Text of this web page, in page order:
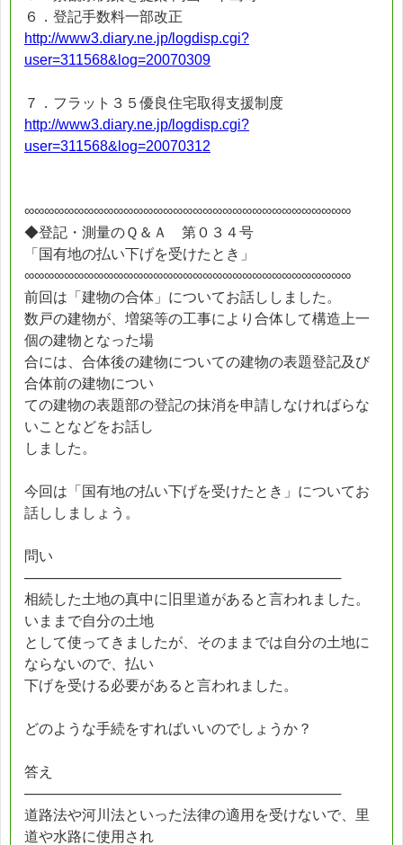
６．登記手数料一部改正
http://www3.diary.ne.jp/logdisp.cgi?
user=311568&log=20070309
７．フラット３５優良住宅取得支援制度
http://www3.diary.ne.jp/logdisp.cgi?
user=311568&log=20070312
∞∞∞∞∞∞∞∞∞∞∞∞∞∞∞∞∞∞∞∞∞∞∞∞∞∞∞∞∞∞∞∞∞
◆登記・測量のＱ＆Ａ 第０３４号
「国有地の払い下げを受けたとき」
∞∞∞∞∞∞∞∞∞∞∞∞∞∞∞∞∞∞∞∞∞∞∞∞∞∞∞∞∞∞∞∞∞
前回は「建物の合体」についてお話ししました。
数戸の建物が、増築等の工事により合体して構造上一
個の建物となった場
合には、合体後の建物についての建物の表題登記及び
合体前の建物につい
ての建物の表題部の登記の抹消を申請しなければらな
いことなどをお話し
しました。
今回は「国有地の払い下げを受けたとき」についてお
話ししましょう。
問い
────────────────────────────────
相続した土地の真中に旧里道があると言われました。
いままで自分の土地
として使ってきましたが、そのままでは自分の土地に
ならないので、払い
下げを受ける必要があると言われました。
どのような手続をすればいいのでしょうか？
答え
────────────────────────────────
道路法や河川法といった法律の適用を受けないで、里
道や水路に使用され